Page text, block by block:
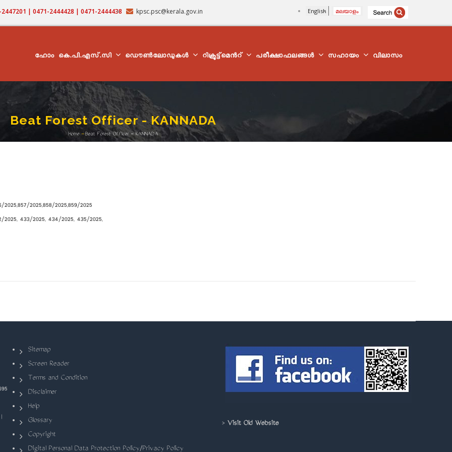
| 0471-2444428 | 0471-2444438 kpsc.psc@kerala.gov.in English മലയാളം
NAVIGATION
ഹോം കെ.പി.എസ്.സി ഡൌൺലോഡുകൾ റിക്രൂട്ട്മെന്‍റ് പരീക്ഷാഫലങ്ങൾ സഹായം വിലാസം
Beat Forest Officer - KANNADA
Breadcrumb
Home - Beat Forest Officer - KANNADA
2025,858/2025,859/2025
433/2025, 434/2025, 435/2025,
Sitemap
Screen Reader
Terms and Condition
Disclaimer
Help
Glossary
Copyright
Digital Personal Data Protection Policy/Privacy Policy
> Visit Old Website